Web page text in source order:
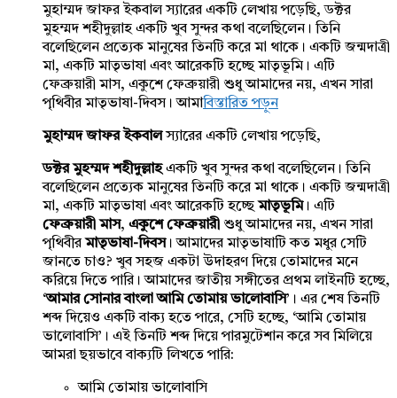
মুহাম্মদ জাফর ইকবাল স্যারের একটি লেখায় পড়েছি, ডক্টর
মুহম্মদ শহীদুল্লাহ একটি খুব সুন্দর কথা বলেছিলেন। তিনি
বলেছিলেন প্রত্যেক মানুষের তিনটি করে মা থাকে। একটি জন্মদাত্রী
মা, একটি মাতৃভাষা এবং আরেকটি হচ্ছে মাতৃভূমি। এটি
ফেব্রুয়ারী মাস, একুশে ফেব্রুয়ারী শুধু আমাদের নয়, এখন সারা
পৃথিবীর মাতৃভাষা-দিবস। আমাবিস্তারিত পড়ুন
মুহাম্মদ জাফর ইকবালস্যারের একটি লেখায় পড়েছি,
ডক্টর মুহম্মদ শহীদুল্লাহএকটি খুব সুন্দর কথা বলেছিলেন। তিনি
বলেছিলেন প্রত্যেক মানুষের তিনটি করে মা থাকে। একটি জন্মদাত্রী
মা, একটি মাতৃভাষা এবং আরেকটি হচ্ছে মাতৃভূমি। এটি
ফেব্রুয়ারী মাস, একুশে ফেব্রুয়ারী শুধু আমাদের নয়, এখন সারা
পৃথিবীরমাতৃভাষা-দিবস। আমাদের মাতৃভাষাটি কত মধুর সেটি
জানতে চাও? খুব সহজ একটা উদাহরণ দিয়ে তোমাদের মনে
করিয়ে দিতে পারি। আমাদের জাতীয় সঙ্গীতের প্রথম লাইনটি হচ্ছে,
‘আমার সোনার বাংলা আমি তোমায় ভালোবাসি’। এর শেষ তিনটি
শব্দ দিয়েও একটি বাক্য হতে পারে, সেটি হচ্ছে, ‘আমি তোমায়
ভালোবাসি’। এই তিনটি শব্দ দিয়ে পারমুটেশান করে সব মিলিয়ে
আমরা ছয়ভাবে বাক্যটি লিখতে পারি:
আমি তোমায় ভালোবাসি